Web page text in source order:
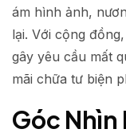
ám hình ảnh,
lại. Với cộng
gây yêu cầu mất
mãi chữa tư biện
Góc Nhìn